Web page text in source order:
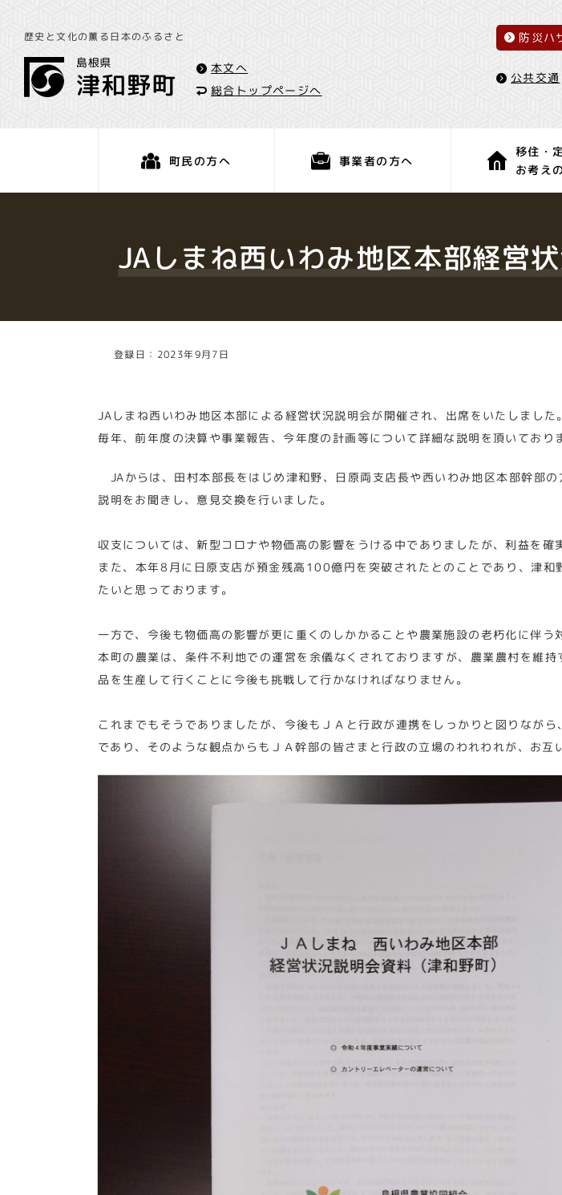
歴史と文化の薫る日本のふるさと
本文へ
総合トップページへ
防災ハ
公共交通
町民の方へ 事業者の方へ
移住・
お考え
JAしまね西いわみ地区本部経営
登録日：2023年9月7日
JAしまね西いわみ地区本部による経営状況説明会が開催され、出席をいたしました。
毎年、前年度の決算や事業報告、今年度の計画等について詳細な説明を頂いており
JAからは、田村本部長をはじめ津和野、日原両支店長や西いわみ地区本部幹部
説明をお聞きし、意見交換を行いました。
収支については、新型コロナや物価高の影響をうける中でありましたが、利益を確
また、本年8月に日原支店が預金残高100億円を突破されたとのことであり、津
たいと思っております。
一方で、今後も物価高の影響が更に重くのしかかることや農業施設の老朽化に伴う
本町の農業は、条件不利地での運営を余儀なくされておりますが、農業農村を維
品を生産して行くことに今後も挑戦して行かなければなりません。
これまでもそうでありましたが、今後もＪＡと行政が連携をしっかりと図りなが
であり、そのような観点からもＪＡ幹部の皆さまと行政の立場のわれわれが、お互